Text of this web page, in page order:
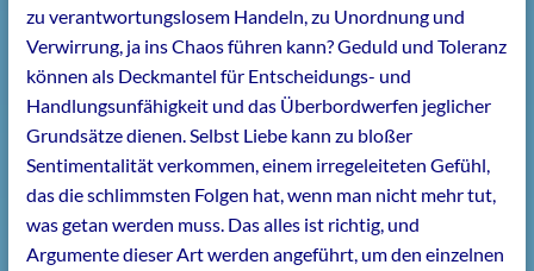
zu verantwortungslosem Handeln, zu Unordnung und
Verwirrung, ja ins Chaos führen kann? Geduld und Toleranz
können als Deckmantel für Entscheidungs- und
Handlungsunfähigkeit und das Überbordwerfen jeglicher
Grundsätze dienen. Selbst Liebe kann zu bloßer
Sentimentalität verkommen, einem irregeleiteten Gefühl,
das die schlimmsten Folgen hat, wenn man nicht mehr tut,
was getan werden muss. Das alles ist richtig, und
Argumente dieser Art werden angeführt, um den einzelnen